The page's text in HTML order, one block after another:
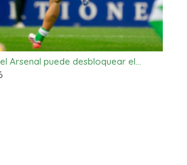
Arsenal puede desbloquear el…